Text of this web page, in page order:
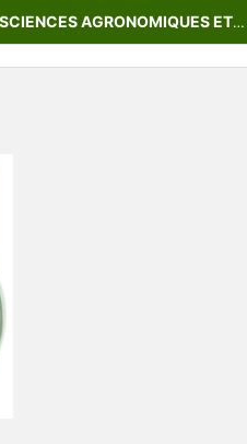
REVUE MAROCAINE DES SCIENCES AGRONOMIQUES ET VÉTÉRINAIRES